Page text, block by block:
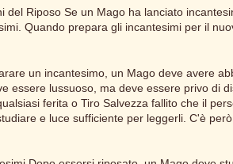
del Riposo Se un Mago ha lanciato
Quando prepara gli incantesimi per il
un incantesimo, un Mago deve avere
essere lussuoso, ma deve essere privo di
ferita o Tiro Salvezza fallito che il
e luce sufficiente per leggerli. C'è